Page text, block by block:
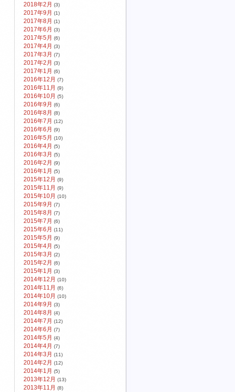
2018年2月 (3)
2017年9月 (1)
2017年8月 (1)
2017年6月 (3)
2017年5月 (6)
2017年4月 (3)
2017年3月 (7)
2017年2月 (3)
2017年1月 (6)
2016年12月 (7)
2016年11月 (9)
2016年10月 (5)
2016年9月 (6)
2016年8月 (8)
2016年7月 (12)
2016年6月 (9)
2016年5月 (10)
2016年4月 (5)
2016年3月 (5)
2016年2月 (9)
2016年1月 (5)
2015年12月 (9)
2015年11月 (9)
2015年10月 (10)
2015年9月 (7)
2015年8月 (7)
2015年7月 (6)
2015年6月 (11)
2015年5月 (9)
2015年4月 (5)
2015年3月 (2)
2015年2月 (6)
2015年1月 (3)
2014年12月 (10)
2014年11月 (6)
2014年10月 (10)
2014年9月 (3)
2014年8月 (4)
2014年7月 (12)
2014年6月 (7)
2014年5月 (4)
2014年4月 (7)
2014年3月 (11)
2014年2月 (12)
2014年1月 (5)
2013年12月 (13)
2013年11月 (8)